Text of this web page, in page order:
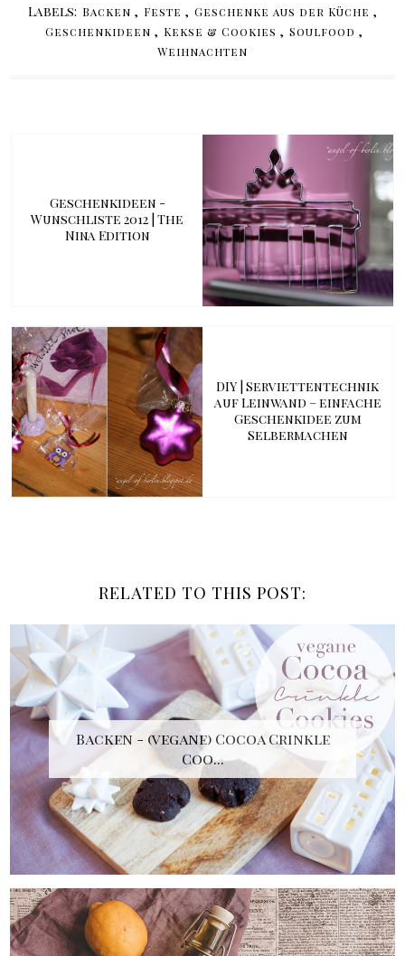
Labels: Backen , Feste , Geschenke aus der Küche ,
Geschenkideen , Kekse & Cookies , Soulfood ,
Weihnachten
Geschenkideen -
Wunschliste 2012 | The
Nina Edition
DIY | Serviettentechnik
auf Leinwand – einfache
Geschenkidee zum
Selbermachen
RELATED TO THIS POST:
Backen - (vegane) Cocoa Crinkle
Coo...